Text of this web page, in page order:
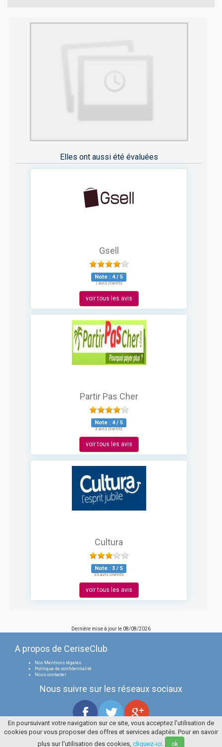
Elles ont aussi été évaluées
Gsell
Note : 4/ 5
7 avis clients
voir tous les avis
Partir Pas Cher
Note : 4/ 5
3 avis clients
voir tous les avis
Cultura
Note : 3 / 5
35 avis clients
voir tous les avis
Dernière mise à jour le 08/08/2026
A propos de CeriseClub
Nos Mentions légales
Politique de confidentialité
Nous contacter
Nous suivre sur les réseaux sociaux
Tous droits réservés
La Cerise Bleue 2006 / 2026
En poursuivant votre navigation sur ce site, vous acceptez l'utilisation de
cookies pour vous proposer des offres et services adaptés. Pour en savoir
plus sur l'utilisation des cookies, cliquez-ici ok